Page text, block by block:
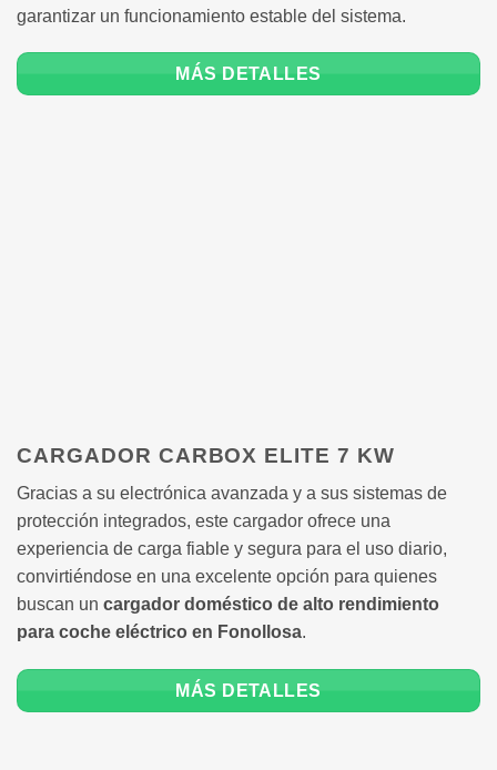
garantizar un funcionamiento estable del sistema.
MÁS DETALLES
CARGADOR CARBOX ELITE 7 KW
Gracias a su electrónica avanzada y a sus sistemas de
protección integrados, este cargador ofrece una
experiencia de carga fiable y segura para el uso diario,
convirtiéndose en una excelente opción para quienes
buscan un cargador doméstico de alto rendimiento
para coche eléctrico en Fonollosa.
MÁS DETALLES